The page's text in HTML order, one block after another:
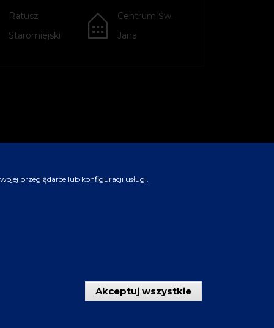
Ratusz
Staromiejski
Centrum Św.
Jana
przeglądarce lub konfiguracji usługi.
Akceptuj wszystkie